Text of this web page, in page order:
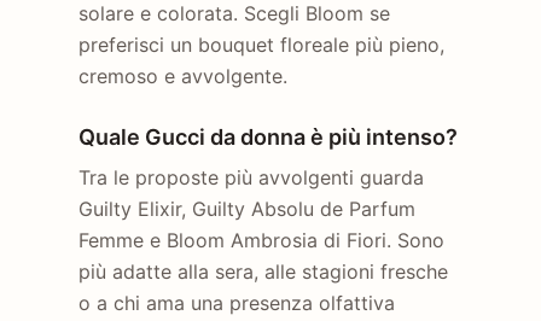
solare e colorata. Scegli Bloom se
preferisci un bouquet floreale più pieno,
cremoso e avvolgente.
Quale Gucci da donna è più intenso?
Tra le proposte più avvolgenti guarda
Guilty Elixir, Guilty Absolu de Parfum
Femme e Bloom Ambrosia di Fiori. Sono
più adatte alla sera, alle stagioni fresche
o a chi ama una presenza olfattiva